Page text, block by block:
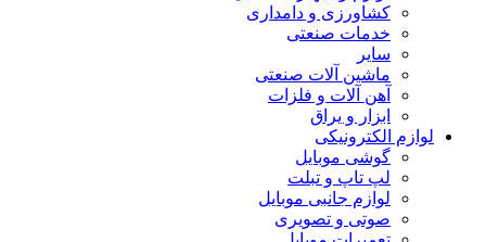
کشاورزی و دامداری
خدمات صنعتی
سایر
ماشین آلات صنعتی
آهن آلات و فلزات
ابزار و یراق
لوازم الکترونیکی
گوشی موبایل
لپ تاپ و تبلت
لوازم جانبی موبایل
صوتی و تصویری